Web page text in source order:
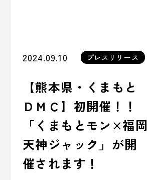
2024.09.10 プレスリリース
【熊本県・くまもと
ＤＭＣ】初開催！！
「くまもとモン×福岡
天神ジャック」が開
催されます！